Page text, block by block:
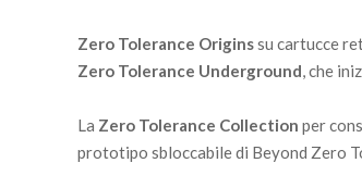
Zero Tolerance Originssu cartucce
Zero Tolerance Underground, che
La Zero Tolerance Collection per
prototipo sbloccabile di Beyond Zero